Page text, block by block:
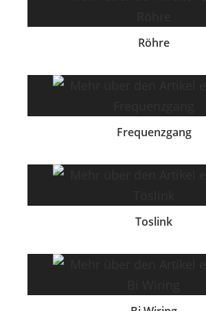
Röhre
Frequenzgang
Toslink